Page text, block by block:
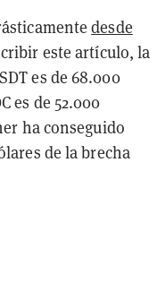
desde
este artículo, la
es de 68.000
es de 52.000
ha conseguido
de la brecha